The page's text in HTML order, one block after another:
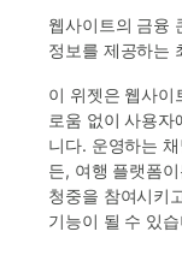
웹사이트의 금융
정보를 제공하는
이 위젯은 웹사이
로움 없이 사용
니다. 운영하는
든, 여행 플랫폼
청중을 참여시키
기능이 될 수 있